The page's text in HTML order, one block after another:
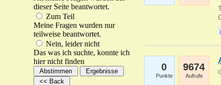
dieser Seite beantwortet.
Zum Teil
Meine Fragen wurden nur
teilweise beantwortet.
Nein, leider nicht
Das was ich suchte, konnte ich
hier nicht finden
0
Punkte
9674
Aufrufe